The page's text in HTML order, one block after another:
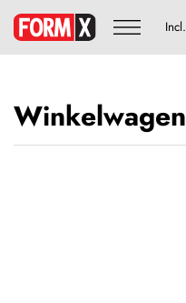
Winkelwagen